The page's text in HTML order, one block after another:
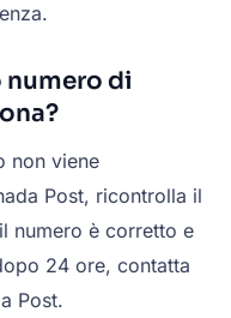
numero di
non viene
Post, ricontrolla il
numero è corretto e
24 ore, contatta
Post.